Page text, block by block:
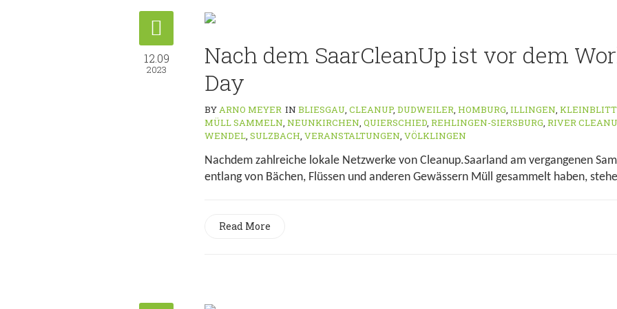
12.09
2023
Nach dem SaarCleanUp ist vor dem
Day
BYARNO MEYER IN BLIESGAU, CLEANUP, DUDWEILER, HOMBURG, ILLINGEN,
MÜLL SAMMELN, NEUNKIRCHEN, QUIERSCHIED, REHLINGEN-SIERSBURG, RIVER
WENDEL, SULZBACH, VERANSTALTUNGEN, VÖLKLINGEN
Nachdem zahlreiche lokale Netzwerke von Cleanup.Saarland am vergangenen
entlang von Bächen, Flüssen und anderen Gewässern Müll gesammelt haben,
Read More